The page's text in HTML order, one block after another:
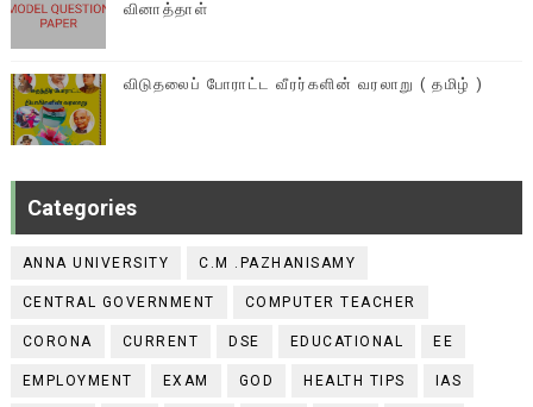
வினாத்தாள்
விடுதலைப் போராட்ட வீரர்களின் வரலாறு ( தமிழ் )
Categories
ANNA UNIVERSITY C.M .PAZHANISAMY
CENTRAL GOVERNMENT COMPUTER TEACHER
CORONA CURRENT DSE EDUCATIONAL EE
EMPLOYMENT EXAM GOD HEALTH TIPS IAS